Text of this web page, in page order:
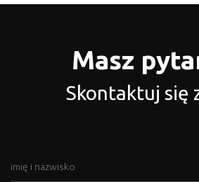
Masz
Skontaktuj się